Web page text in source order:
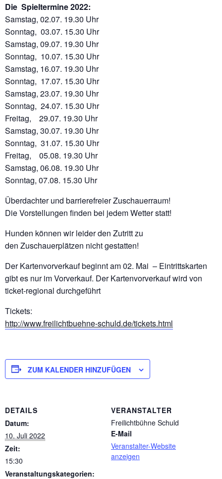
Die Spieltermine 2022:
Samstag, 02.07. 19.30 Uhr
Sonntag, 03.07. 15.30 Uhr
Samstag, 09.07. 19.30 Uhr
Sonntag, 10.07. 15.30 Uhr
Samstag, 16.07. 19.30 Uhr
Sonntag, 17.07. 15.30 Uhr
Samstag, 23.07. 19.30 Uhr
Sonntag, 24.07. 15.30 Uhr
Freitag, 29.07. 19.30 Uhr
Samstag, 30.07. 19.30 Uhr
Sonntag, 31.07. 15.30 Uhr
Freitag, 05.08. 19.30 Uhr
Samstag, 06.08. 19.30 Uhr
Sonntag, 07.08. 15.30 Uhr
Überdachter und barrierefreier Zuschauerraum!
Die Vorstellungen finden bei jedem Wetter statt!
Hunden können wir leider den Zutritt zu
den Zuschauerplätzen nicht gestatten!
Der Kartenvorverkauf beginnt am 02. Mai – Eintrittskarten
gibt es nur im Vorverkauf. Der Kartenvorverkauf wird von
ticket-regional durchgeführt
Tickets:
http://www.freilichtbuehne-schuld.de/tickets.html
ZUM KALENDER HINZUFÜGEN
DETAILS
Datum:
10. Juli 2022
Zeit:
15:30
Veranstaltungskategorien:
VERANSTALTER
Freilichtbühne Schuld
E-Mail
Veranstalter-Website
anzeigen